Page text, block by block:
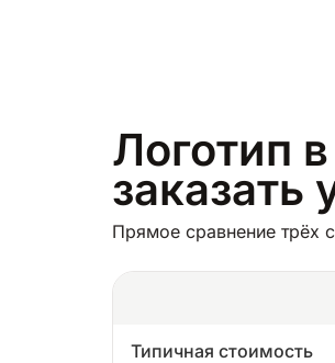
Логотип
заказать
Прямое сравнение трёх
Типичная стоимость